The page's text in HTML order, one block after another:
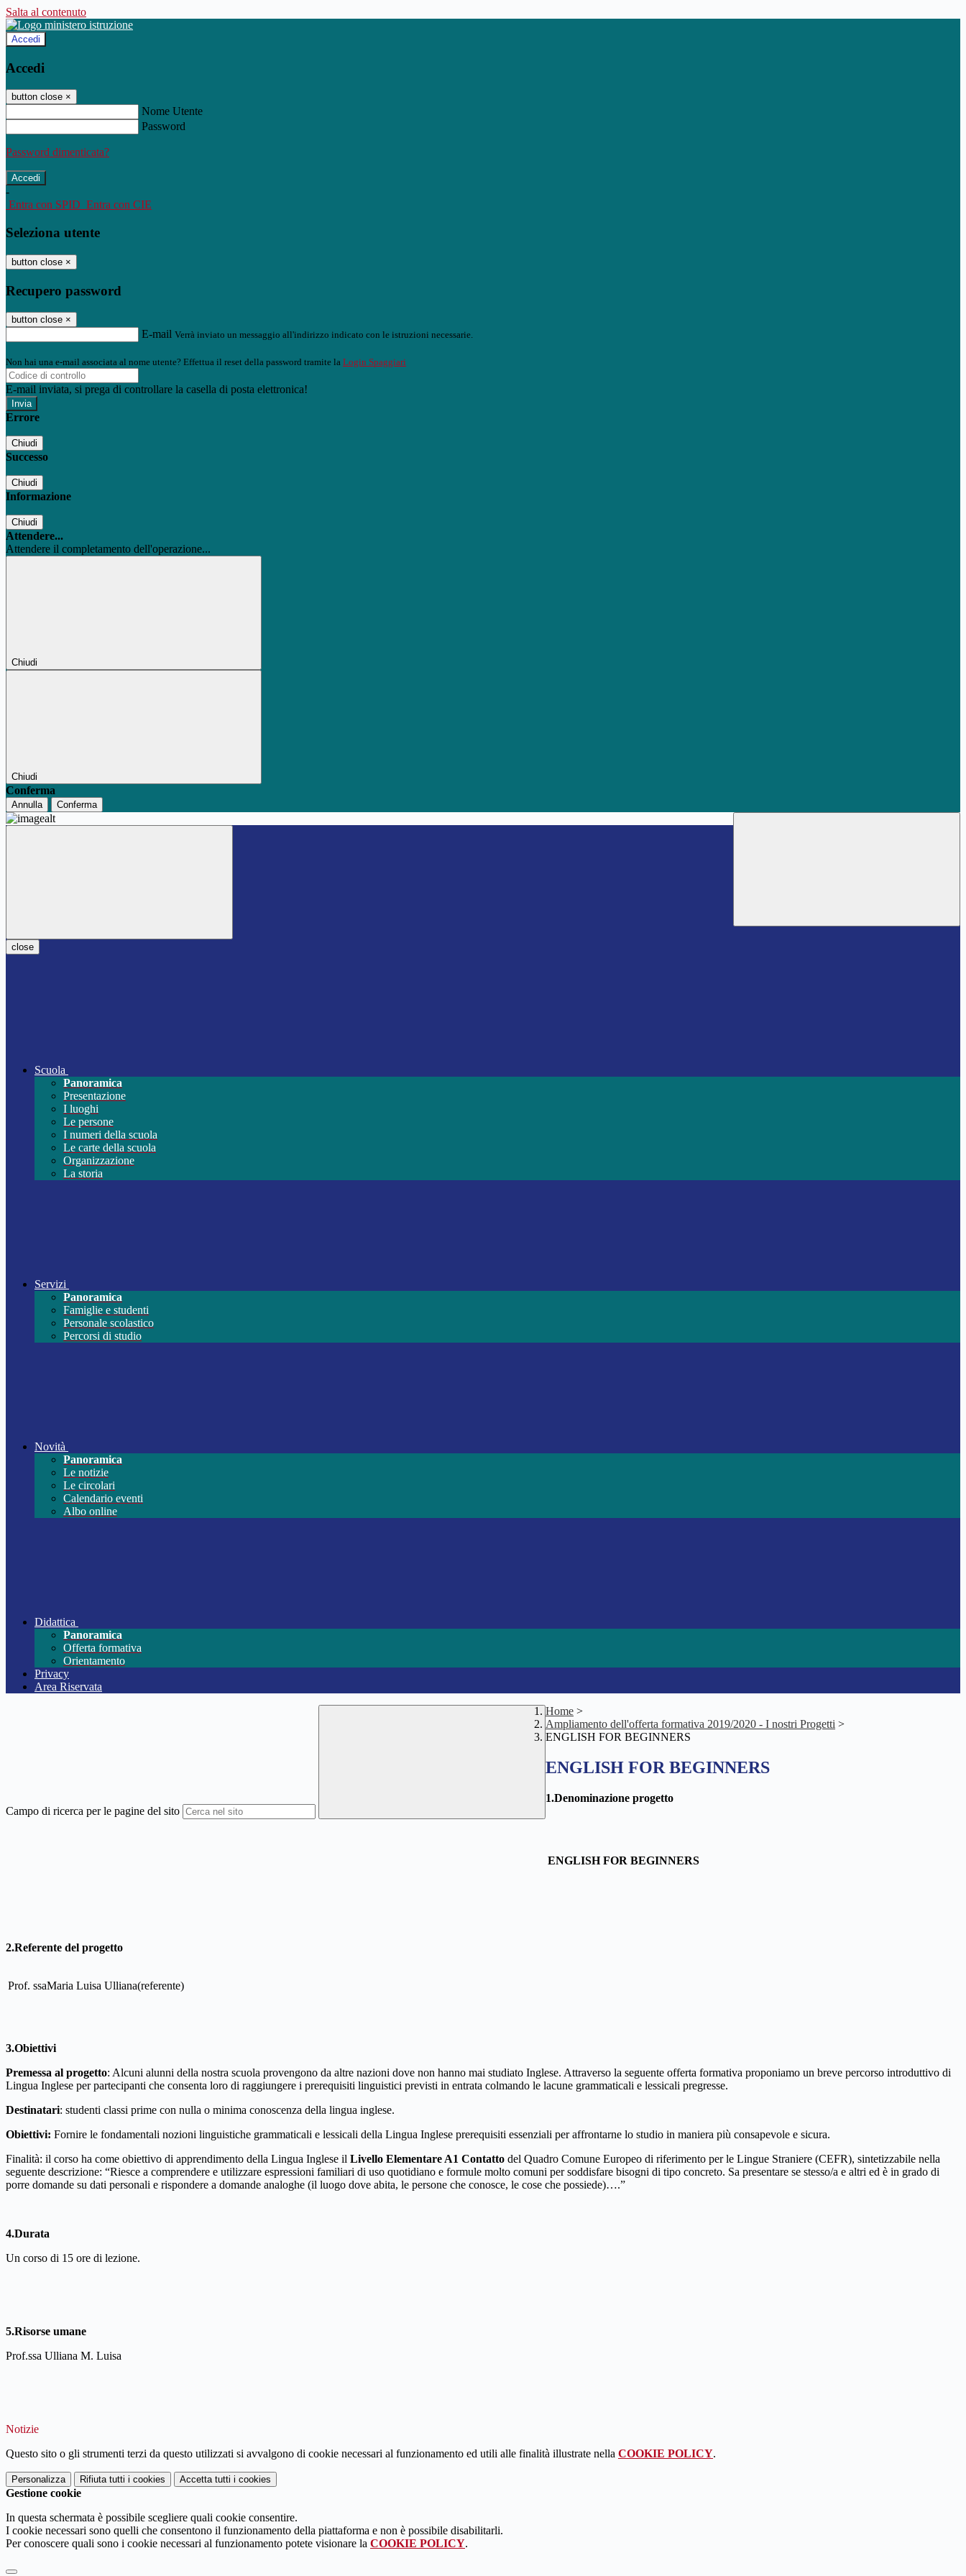
Salta al contenuto
Accedi
Accedi
button close ×
Nome Utente
Password
Password dimenticata?
-
Entra con SPID Entra con CIE
Seleziona utente
button close ×
Recupero password
button close ×
E-mail Verrà inviato un messaggio all'indirizzo indicato con le istruzioni necessarie.
Non hai una e-mail associata al nome utente? Effettua il reset della password tramite la Login Spaggiari
E-mail inviata, si prega di controllare la casella di posta elettronica!
Errore
Chiudi
Successo
Chiudi
Informazione
Chiudi
Attendere...
Attendere il completamento dell'operazione...
Chiudi
Chiudi
Conferma
Annulla Conferma
close
Scuola
Panoramica
Presentazione
I luoghi
Le persone
I numeri della scuola
Le carte della scuola
Organizzazione
La storia
Servizi
Panoramica
Famiglie e studenti
Personale scolastico
Percorsi di studio
Novità
Panoramica
Le notizie
Le circolari
Calendario eventi
Albo online
Didattica
Panoramica
Offerta formativa
Orientamento
Privacy
Area Riservata
Campo di ricerca per le pagine del sito
Home >
Ampliamento dell'offerta formativa 2019/2020 - I nostri Progetti >
ENGLISH FOR BEGINNERS
ENGLISH FOR BEGINNERS
1.Denominazione progetto
ENGLISH FOR BEGINNERS
2.Referente del progetto
Prof. ssaMaria Luisa Ulliana(referente)
3.Obiettivi
Premessa al progetto: Alcuni alunni della nostra scuola provengono da altre nazioni dove non hanno mai studiato Inglese. Attraverso la seguente offerta formativa proponiamo un breve percorso introduttivo di
Lingua Inglese per partecipanti che consenta loro di raggiungere i prerequisiti linguistici previsti in entrata colmando le lacune grammaticali e lessicali pregresse.
Destinatari: studenti classi prime con nulla o minima conoscenza della lingua inglese.
Obiettivi: Fornire le fondamentali nozioni linguistiche grammaticali e lessicali della Lingua Inglese prerequisiti essenziali per affrontarne lo studio in maniera più consapevole e sicura.
Finalità: il corso ha come obiettivo di apprendimento della Lingua Inglese il Livello Elementare A1 Contatto del Quadro Comune Europeo di riferimento per le Lingue Straniere (CEFR), sintetizzabile nella
seguente descrizione: “Riesce a comprendere e utilizzare espressioni familiari di uso quotidiano e formule molto comuni per soddisfare bisogni di tipo concreto. Sa presentare se stesso/a e altri ed è in grado di
porre domande su dati personali e rispondere a domande analoghe (il luogo dove abita, le persone che conosce, le cose che possiede)….”
4.Durata
Un corso di 15 ore di lezione.
5.Risorse umane
Prof.ssa Ulliana M. Luisa
Notizie
Questo sito o gli strumenti terzi da questo utilizzati si avvalgono di cookie necessari al funzionamento ed utili alle finalità illustrate nella COOKIE POLICY.
Personalizza Rifiuta tutti i cookies Accetta tutti i cookies
Gestione cookie
In questa schermata è possibile scegliere quali cookie consentire.
I cookie necessari sono quelli che consentono il funzionamento della piattaforma e non è possibile disabilitarli.
Per conoscere quali sono i cookie necessari al funzionamento potete visionare la COOKIE POLICY.